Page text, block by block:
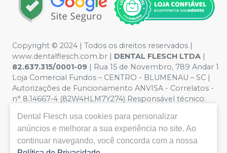
Copyright © 2024 | Todos os direitos reservados |
www.dentalflesch.com.br | DENTAL FLESCH LTDA |
82.637.315/0001-09 | Rua 15 de Novembro, 789 Andar 1
Loja Comercial Fundos – CENTRO - BLUMENAU – SC |
Autorizações de Funcionamento ANVISA - Correlatos -
n° 8.14667-4 (82W4HLM7Y274) Responsável técnico:
Política de Privacidade e Segurança - Fotos meramente
ilustrativas - Os preços e condições da loja virtual estão
sujeitos a alterações. Em caso de divergência de preços
Dental Flesch usa cookies para personalizar
anúncios e melhorar a sua experiência no site. Ao
continuar navegando, você concorda com a nossa